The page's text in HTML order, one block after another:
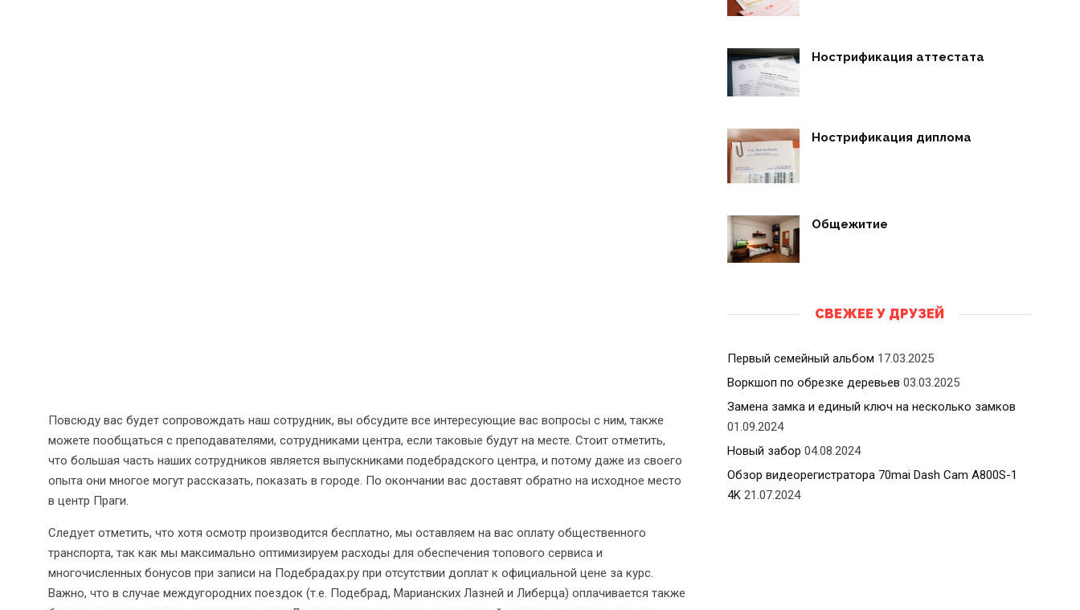
Повсюду вас будет сопровождать наш сотрудник, вы обсудите все интересующие вас вопросы с ним, также
можете пообщаться с преподавателями, сотрудниками центра, если таковые будут на месте. Стоит отметить,
что большая часть наших сотрудников является выпускниками подебрадского центра, и потому даже из своего
опыта они многое могут рассказать, показать в городе. По окончании вас доставят обратно на исходное место
в центр Праги.
Следует отметить, что хотя осмотр производится бесплатно, мы оставляем на вас оплату общественного
транспорта, так как мы максимально оптимизируем расходы для обеспечения топового сервиса и
многочисленных бонусов при записи на Подебрадах.ру при отсутствии доплат к официальной цене за курс.
Важно, что в случае междугородних поездок (т.е. Подебрад, Марианских Лазней и Либерца) оплачивается также
Нострификация аттестата
Нострификация диплома
Общежитие
СВЕЖЕЕ У ДРУЗЕЙ
Первый семейный альбом 17.03.2025
Воркшоп по обрезке деревьев 03.03.2025
Замена замка и единый ключ на несколько замков
01.09.2024
Новый забор 04.08.2024
Обзор видеорегистратора 70mai Dash Cam A800S-1
4K 21.07.2024